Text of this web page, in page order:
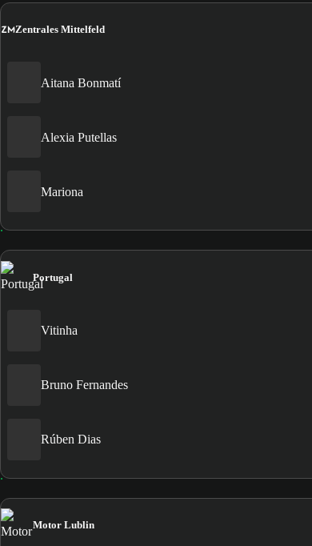
ZMZentrales Mittelfeld
Aitana Bonmatí
Alexia Putellas
Mariona
Portugal
Vitinha
Bruno Fernandes
Rúben Dias
Motor Lublin